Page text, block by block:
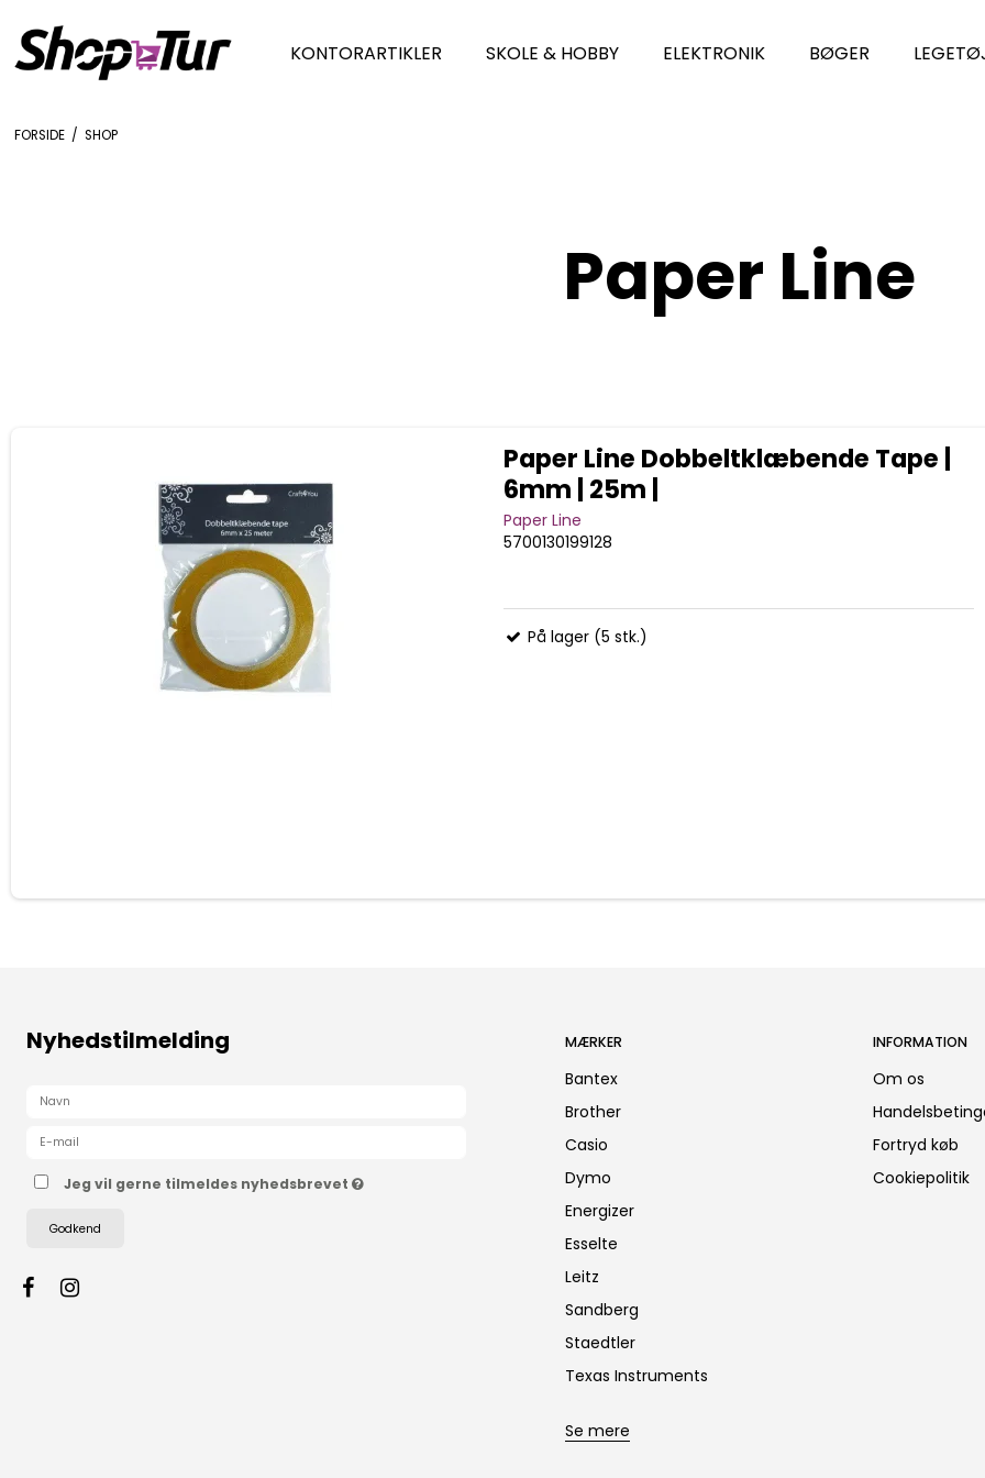
KONTORARTIKLER SKOLE & HOBBY ELEKTRONIK BØGER
FORSIDE / SHOP
Paper Line
Paper Line Dobbeltklæbende Tape |
6mm | 25m |
Paper Line
5700130199128
På lager (5 stk.)
Nyhedstilmelding
Jeg vil gerne tilmeldes nyhedsbrevet
Godkend
MÆRKER
Bantex
Brother
Casio
Dymo
Energizer
Esselte
Leitz
Sandberg
Staedtler
Texas Instruments
Se mere
INFORMATION
Om os
Fortryd køb
Cookiepolitik